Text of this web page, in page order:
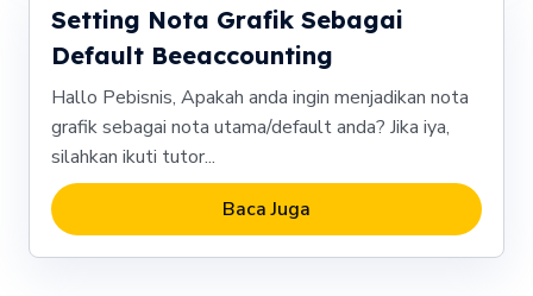
Setting Nota Grafik Sebagai
Default Beeaccounting
Hallo Pebisnis, Apakah anda ingin menjadikan nota
grafik sebagai nota utama/default anda? Jika iya,
silahkan ikuti tutor...
Baca Juga